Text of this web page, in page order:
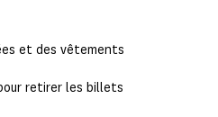
et des vêtements
retirer les billets